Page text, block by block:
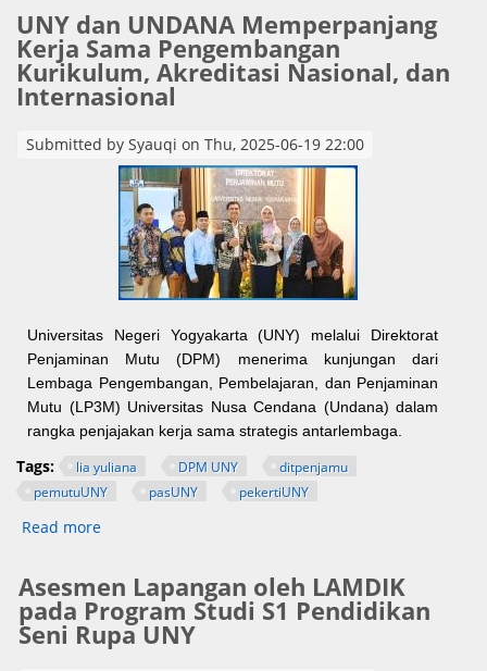
Mutu dan Inovasi Pembelajaran
UNY dan UNDANA Memperpanjang
Kerja Sama Pengembangan
Kurikulum, Akreditasi Nasional, dan
Internasional
Submitted by Syauqi on Thu, 2025-06-19 22:00
Universitas Negeri Yogyakarta (UNY) melalui Direktorat
Penjaminan Mutu (DPM) menerima kunjungan dari
Lembaga Pengembangan, Pembelajaran, dan Penjaminan
Mutu (LP3M) Universitas Nusa Cendana (Undana) dalam
rangka penjajakan kerja sama strategis antarlembaga.
Tags: lia yuliana DPM UNY
ditpenjamu
pemutuUNY
pasUNY pekertiUNY
Read more
Nasional, dan Internasional
Asesmen Lapangan oleh LAMDIK
pada Program Studi S1 Pendidikan
Seni Rupa UNY